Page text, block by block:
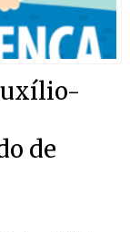
de